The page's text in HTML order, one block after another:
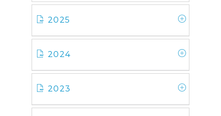
2025
2024
2023